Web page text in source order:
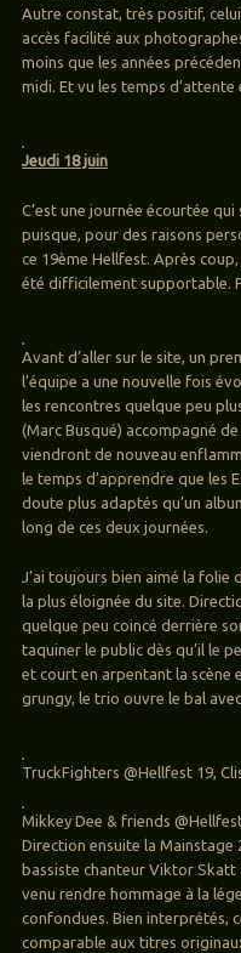
Autre constat, très positif,
accès facilité aux
moins que les années
midi. Et vu les temps
Jeudi 18 juin
C’est une journée écourtée
puisque, pour des raisons
ce 19ème Hellfest. Après
été difficilement supportable.
Avant d’aller sur le site, un
l’équipe a une nouvelle fois
les rencontres quelque peu
(Marc Busqué) accompagné
viendront de nouveau
le temps d’apprendre que les
doute plus adaptés qu’un
long de ces deux journées.
J’ai toujours bien aimé la folie
la plus éloignée du site.
quelque peu coincé derrière
taquiner le public dès qu’il le
et court en arpentant la scène
grungy, le trio ouvre le bal
TruckFighters @Hellfest 19,
Mikkey Dee & friends
Direction ensuite la
bassiste chanteur Viktor
venu rendre hommage à la
confondues. Bien interprétés,
comparable aux titres